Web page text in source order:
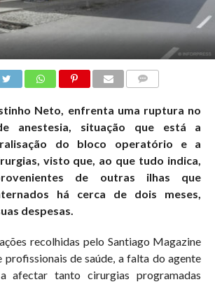
Neto, enfrenta uma ruptura no
anestesia, situação que está a
do bloco operatório e a
visto que, ao que tudo indica,
de outras ilhas que
há cerca de dois meses,
despesas.
recolhidas pelo Santiago Magazine
profissionais de saúde, a falta do agente
afectar tanto cirurgias programadas